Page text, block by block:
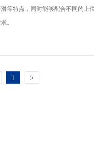
等特点，同时能够配合不同的上
。
1 >